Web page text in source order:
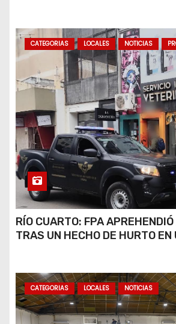
CATEGORIAS LOCALES NOTICIAS
RÍO CUARTO: FPA
TRAS UN HECHO DE HURTO EN
CATEGORIAS LOCALES NOTICIAS